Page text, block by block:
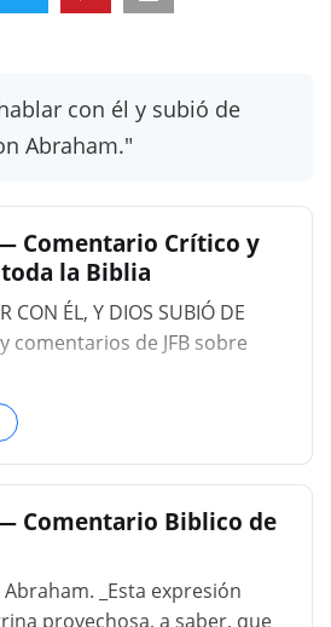
con él y subió de
Abraham."
Comentario Crítico y
la Biblia
CON ÉL, Y DIOS SUBIÓ DE
comentarios de JFB sobre
Comentario Biblico de
_Esta expresión
provechosa, a saber, que